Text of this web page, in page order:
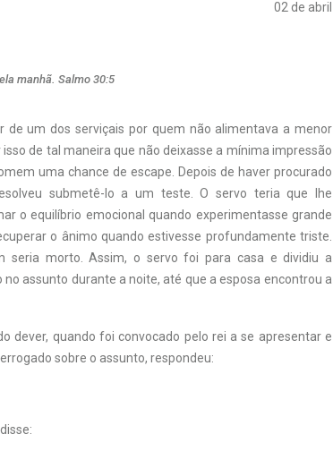
02 de abril
manhã. Salmo 30:5
de um dos serviçais por quem não alimentava a menor
de tal maneira que não deixasse a mínima impressão
uma chance de escape. Depois de haver procurado
submetê-lo a um teste. O servo teria que lhe
o equilíbrio emocional quando experimentasse grande
o ânimo quando estivesse profundamente triste.
seria morto. Assim, o servo foi para casa e dividiu a
assunto durante a noite, até que a esposa encontrou a
dever, quando foi convocado pelo rei a se apresentar e
sobre o assunto, respondeu: